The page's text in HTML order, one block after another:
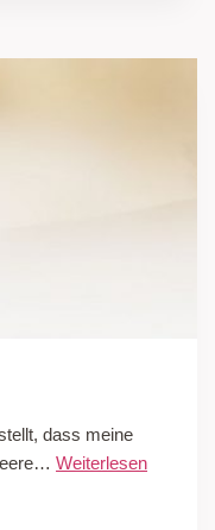
dass meine
Weiterlesen